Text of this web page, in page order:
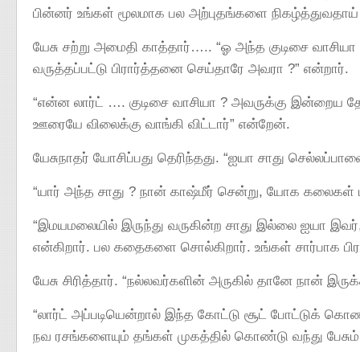
பின்னர் உங்கள் மூலமாக பல அற்புதங்களை நிகழ்த்துவதாய்
யேசு சற்று அமைதி காத்தார்….. “ஓ அந்த குடிசை
வருத்தப்பட்டு பிரார்த்தனை செய்தாரே அவரா ?” என்றார்.
“என்ன லார்ட் …. குடிசை வாசியா ? அவருக்கு இன்றைய
ஊரையே விலைக்கு வாங்கி விட்டார்” என்றேன்.
யேசுநாதர் யோசிப்பது தெரிந்தது. “ஐயா சாது
“யார் அந்த சாது ? நான் காஷ்மீர் சென்று, யோக கலைகள்
“இமயமலையில் இருந்து வருகின்ற சாது இல்லை ஐயா
என்கிறார். பல கதைகளை சொல்கிறார். உங்கள் சார்பாக
யேசு சிரித்தார். “நல்லவர்க‌ளின் அருகில் தானே நான்
“லார்ட் அப்படியென்றால் இந்த கோட்டு சூட் போட்டுக்
நவ ரசங்களையும் தங்கள் முகத்தில் கொண்டு வந்து